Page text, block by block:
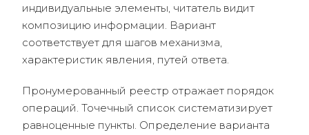
индивидуальные элементы, читатель видит
композицию информации. Вариант
соответствует для шагов механизма,
характеристик явления, путей ответа.
Пронумерованный реестр отражает порядок
операций. Точечный список систематизирует
равноценные пункты. Определение варианта